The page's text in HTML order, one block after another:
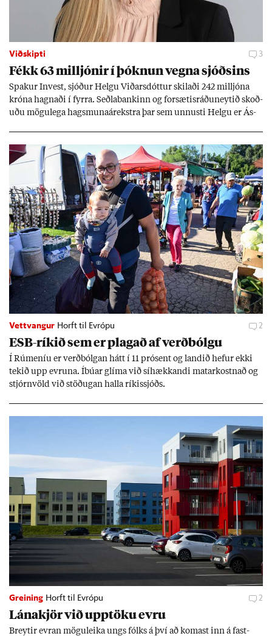
Viðskipti 3
Fékk 63 millj­ón­ir í þókn­un vegna sjóðs­ins
Spak­ur In­vest, sjóð­ur Helgu Við­ars­dótt­ur skil­aði 242 millj­óna
króna hagn­aði í fyrra. Seðla­bank­inn og for­sæt­is­ráðu­neyt­ið skoð­
uðu mögu­lega hags­muna­árekstra þar sem unnusti Helgu er Ás­
Vettvangur Horft til Evrópu 2
ESB-rík­ið sem er plag­að af verð­bólgu
Í Rúm­en­íu er verð­bólg­an hátt í 11 pró­sent og land­ið hef­ur ekki
tek­ið upp evr­una. Íbú­ar glíma við sí­hækk­andi mat­ar­kostn­að og
stjórn­völd við stöð­ug­an halla rík­is­sjóðs.
Greining Horft til Evrópu 2
Lána­kjör við upp­töku evru
Breyt­ir evr­an mögu­leika ungs fólks á því að kom­ast inn á fast­